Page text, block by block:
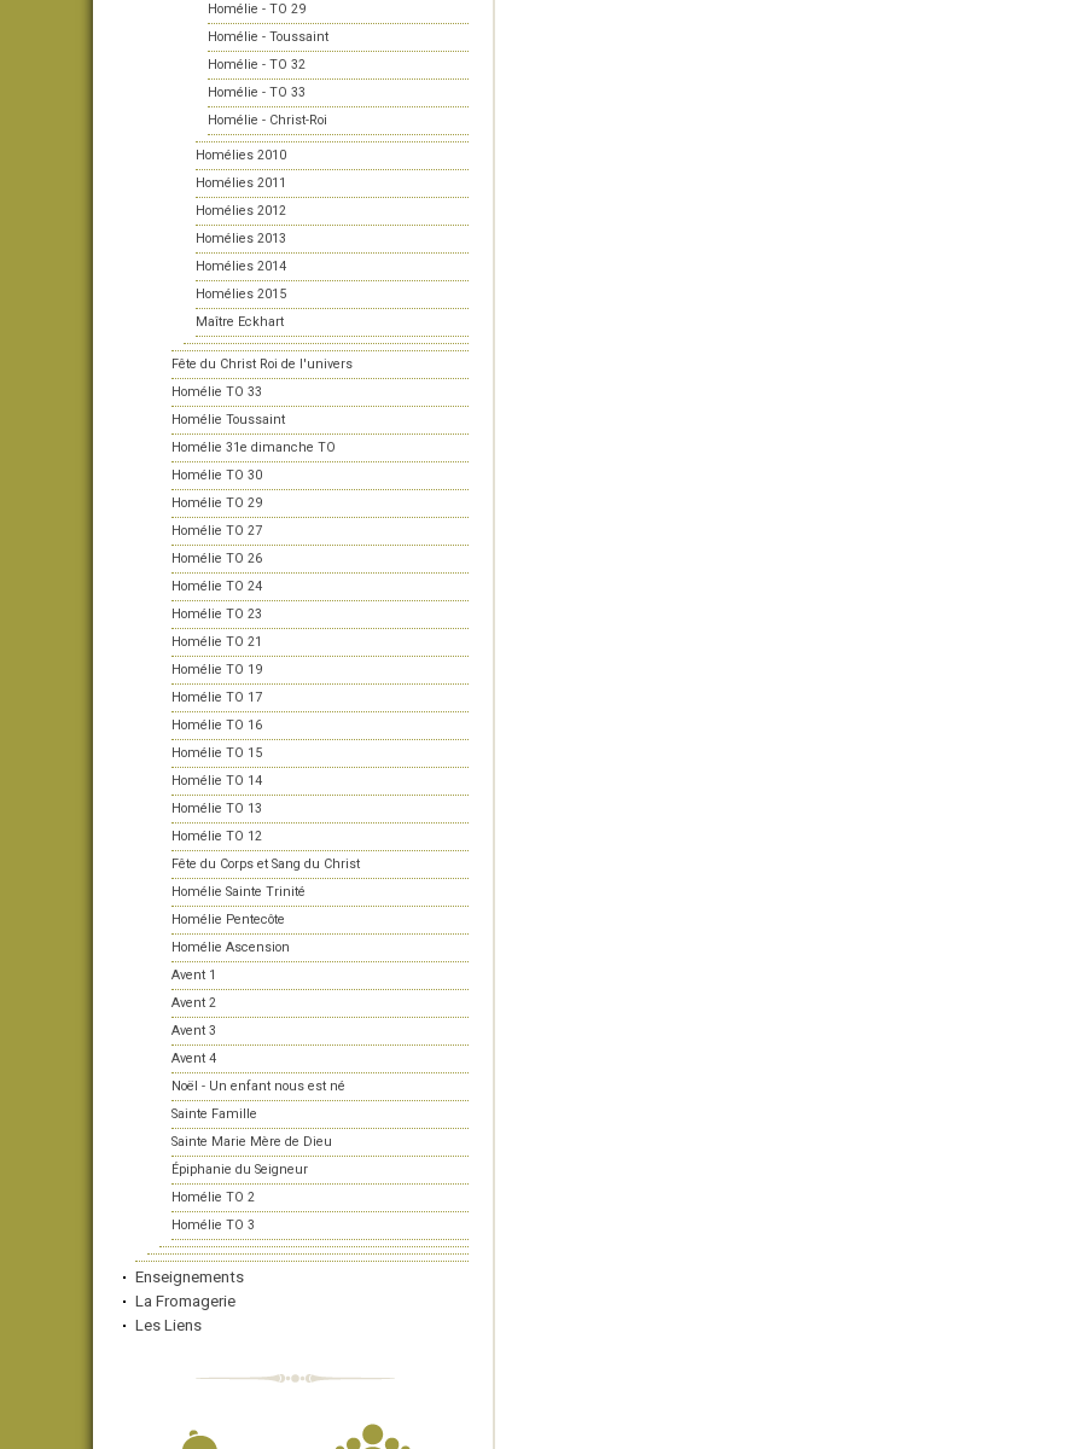
Homélie - TO 29
Homélie - Toussaint
Homélie - TO 32
Homélie - TO 33
Homélie - Christ-Roi
Homélies 2010
Homélies 2011
Homélies 2012
Homélies 2013
Homélies 2014
Homélies 2015
Maître Eckhart
Fête du Christ Roi de l'univers
Homélie TO 33
Homélie Toussaint
Homélie 31e dimanche TO
Homélie TO 30
Homélie TO 29
Homélie TO 27
Homélie TO 26
Homélie TO 24
Homélie TO 23
Homélie TO 21
Homélie TO 19
Homélie TO 17
Homélie TO 16
Homélie TO 15
Homélie TO 14
Homélie TO 13
Homélie TO 12
Fête du Corps et Sang du Christ
Homélie Sainte Trinité
Homélie Pentecôte
Homélie Ascension
Avent 1
Avent 2
Avent 3
Avent 4
Noël - Un enfant nous est né
Sainte Famille
Sainte Marie Mère de Dieu
Épiphanie du Seigneur
Homélie TO 2
Homélie TO 3
Enseignements
La Fromagerie
Les Liens